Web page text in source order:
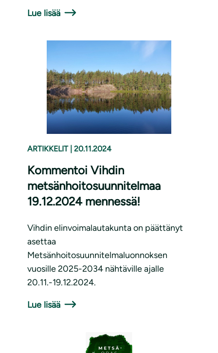
Lue lisää
ARTIKKELIT 20.11.2024
Kommentoi Vihdin
metsänhoitosuunnitelmaa
19.12.2024 mennessä!
Vihdin elinvoimalautakunta on päättänyt
asettaa
Metsänhoitosuunnitelmaluonnoksen
vuosille 2025-2034 nähtäville ajalle
20.11.-19.12.2024.
Lue lisää